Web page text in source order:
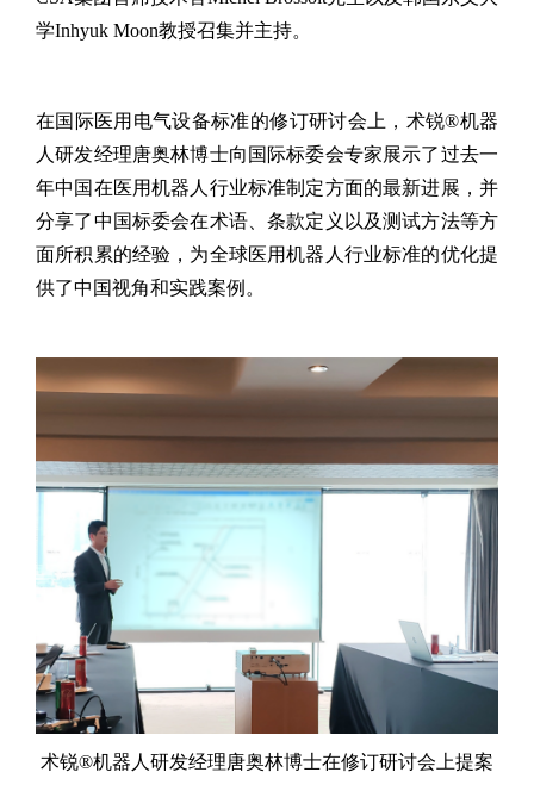
学Inhyuk Moon教授召集并主持。
在国际医用电气设备标准的修订研讨会上，术锐®机器
人研发经理唐奥林博士向国际标委会专家展示了过去一
年中国在医用机器人行业标准制定方面的最新进展，并
分享了中国标委会在术语、条款定义以及测试方法等方
面所积累的经验，为全球医用机器人行业标准的优化提
供了中国视角和实践案例。
术锐®机器人研发经理唐奥林博士在修订研讨会上提案